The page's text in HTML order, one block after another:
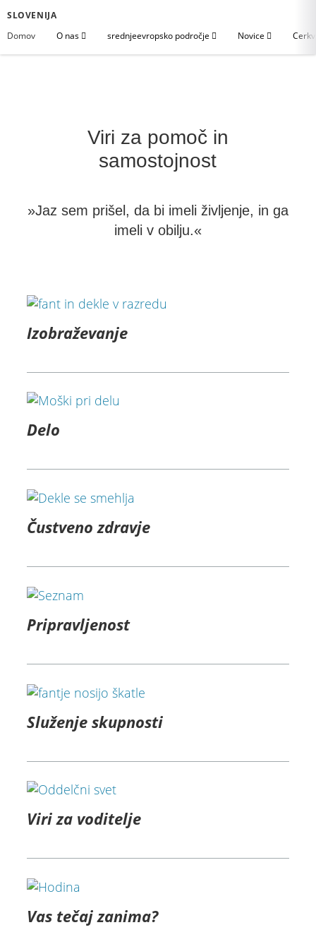
SLOVENIJA
Domov
O nas srednjeevropsko področje Novice
Viri za pomoč in
samostojnost
»Jaz sem prišel, da bi imeli življenje, in ga
imeli v obilju.«
Izobraževanje
Delo
Čustveno zdravje
Pripravljenost
Služenje skupnosti
Viri za voditelje
Vas tečaj zanima?